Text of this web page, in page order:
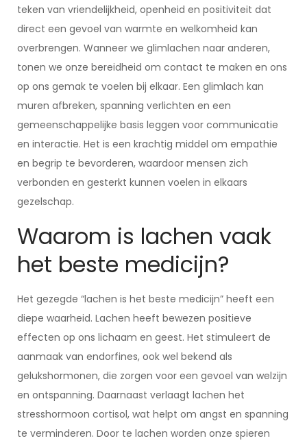
teken van vriendelijkheid, openheid en positiviteit dat
direct een gevoel van warmte en welkomheid kan
overbrengen. Wanneer we glimlachen naar anderen,
tonen we onze bereidheid om contact te maken en ons
op ons gemak te voelen bij elkaar. Een glimlach kan
muren afbreken, spanning verlichten en een
gemeenschappelijke basis leggen voor communicatie
en interactie. Het is een krachtig middel om empathie
en begrip te bevorderen, waardoor mensen zich
verbonden en gesterkt kunnen voelen in elkaars
gezelschap.
Waarom is lachen vaak
het beste medicijn?
Het gezegde “lachen is het beste medicijn” heeft een
diepe waarheid. Lachen heeft bewezen positieve
effecten op ons lichaam en geest. Het stimuleert de
aanmaak van endorfines, ook wel bekend als
gelukshormonen, die zorgen voor een gevoel van welzijn
en ontspanning. Daarnaast verlaagt lachen het
stresshormoon cortisol, wat helpt om angst en spanning
te verminderen. Door te lachen worden onze spieren